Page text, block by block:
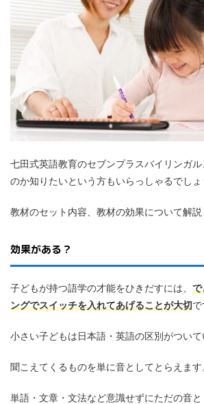
七田式英語教育のセブンプラスバイリンガ
のか知りたいという方もいらっしゃるでしょ
教材のセット内容、教材の効果について解説
効果がある？
子どもが持つ語学の才能をひきだすには、 で
ングでスイッチを入れてあげることが大切で
小さい子どもは日本語・英語の区別がついて
聞こえてくるものを単に音としてとらえます
単語・文章・文法など意識せずにただの音と